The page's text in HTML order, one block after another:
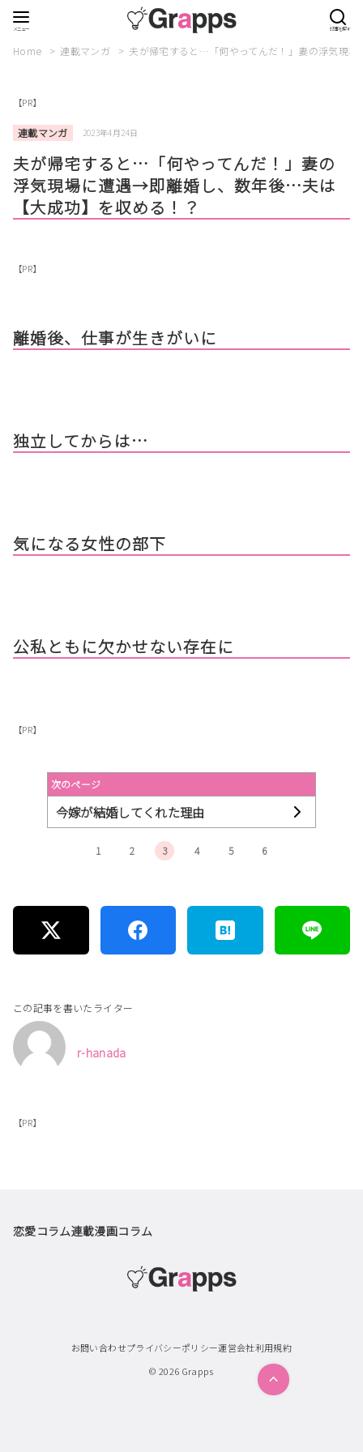
Home 連載マンガ 夫が帰宅すると…「何やってんだ！」妻の浮気現
【PR】
連載マンガ 2023年4月24日
夫が帰宅すると…「何やってんだ！」妻の
浮気現場に遭遇→即離婚し、数年後…夫は
【大成功】を収める！？
【PR】
離婚後、仕事が生きがいに
独立してからは…
気になる女性の部下
公私ともに欠かせない存在に
【PR】
次のページ
今嫁が結婚してくれた理由
1 2 3 4 5 6
この記事を書いたライター
r-hanada
【PR】
恋愛コラム連載漫画コラム
お問い合わせプライバシーポリシー運営会社利用規約
© 2026 Grapps